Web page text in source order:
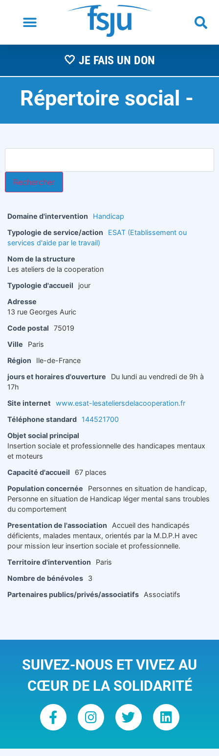
🤍 JE FAIS UN DON
Répertoire social -A
Domaine d'intervention
Handicap
Typologie de service/action
ESAT (Etablissement ou
services d'aide par le travail)
Nom de la structure
Les ateliers de la cooperation
Typologie d'accueil
jour
Adresse
13 rue Georges Auric
Code postal
75019
Ville
Paris
Région
Ile-de-France
jours et horaires d'ouverture
Du lundi au vendredi de 9h à
17h
Site internet
www.esat-lesateliersdelacooperation.fr
Téléphone standard
144521700
Objet social principal
Insertion sociale et professionnelle des handicapes mentaux
et moteurs
Capacité d'accueil
67 places
Population concernée
Personnes en situation de handicap,
Personne en situation de Handicap léger mental sans troubles
du comportement
Presentation de l'association
Accueil des handicapés
déficients, malades mentaux, orientés par la M.D.P.H avec
pour mission leur insertion sociale et professionnelle.
Territoire d'intervention
Paris
Nombre de bénévoles
3
Partenaires publics/privés/associatifs
Associatifs
SUIVEZ-NOUS ET VIVEZ AU
CŒUR DE LA SOLIDARITÉ